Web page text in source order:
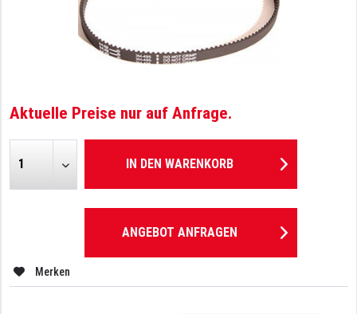
Aktuelle Preise nur auf Anfrage.
IN DEN WARENKORB
ANGEBOT ANFRAGEN
Merken